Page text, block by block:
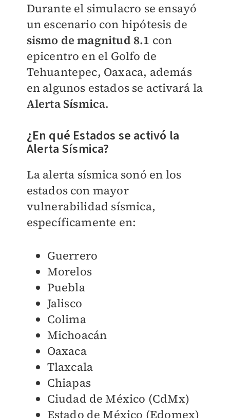
Durante el simulacro se ensayó
un escenario con hipótesis de
sismo de magnitud 8.1 con
epicentro en el Golfo de
Tehuantepec, Oaxaca, además
en algunos estados se activará la
Alerta Sísmica.
¿En qué Estados se activó la
Alerta Sísmica?
La alerta sísmica sonó en los
estados con mayor
vulnerabilidad sísmica,
específicamente en:
Guerrero
Morelos
Puebla
Jalisco
Colima
Michoacán
Oaxaca
Tlaxcala
Chiapas
Ciudad de México (CdMx)
Estado de México (Edomex)